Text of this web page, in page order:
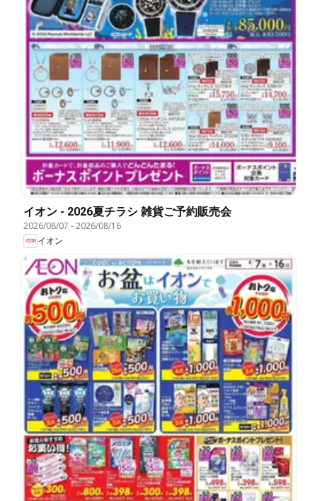
イオン - 2026夏チラシ 雑貨ご予約販売会
2026/08/07 -2026/08/16
イオン